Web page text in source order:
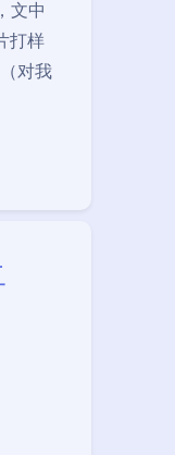
文中
打样
对我